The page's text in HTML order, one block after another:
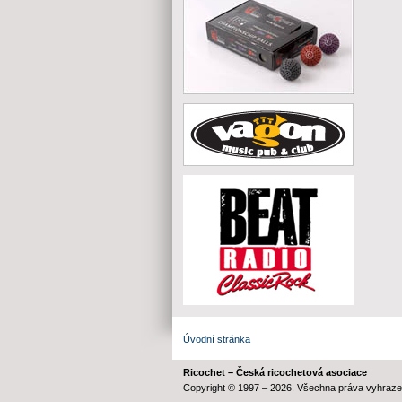
Úvodní stránka
Ricochet – Česká ricochetová asociace
Copyright © 1997 – 2026. Všechna práva